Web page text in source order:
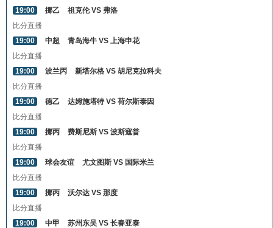
19:00
挪乙
祖克伦 VS 弗洛
比分直播
19:00
中超
青岛海牛 VS 上海申花
比分直播
19:00
波兰丙
新塔尔格 VS 胡尼克拉科夫
比分直播
19:00
德乙
达姆施塔特 VS 荷尔斯泰因
比分直播
19:00
挪丙
费斯尼斯 VS 波斯寇普
比分直播
19:00
球会友谊
尤文图斯 VS 国际米兰
比分直播
19:00
挪丙
沃尔达 VS 那度
比分直播
19:00
中甲
苏州东吴 VS 长春亚泰